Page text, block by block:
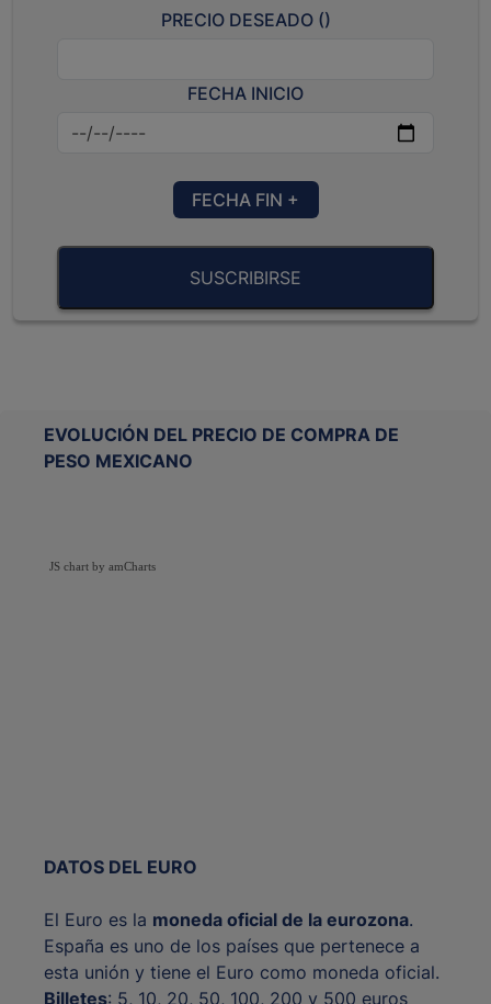
PRECIO DESEADO ()
FECHA INICIO
FECHA FIN +
SUSCRIBIRSE
EVOLUCIÓN DEL PRECIO DE COMPRA DE
PESO MEXICANO
JS chart by amCharts
DATOS DEL EURO
El Euro es la moneda oficial de la eurozona.
España es uno de los países que pertenece a
esta unión y tiene el Euro como moneda oficial.
Billetes: 5, 10, 20, 50, 100, 200 y 500 euros